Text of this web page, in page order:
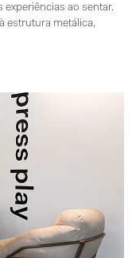
ao sentar.
estrutura metálica,